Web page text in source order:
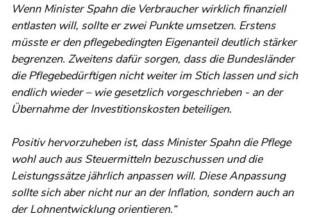
Wenn Minister Spahn die Verbraucher wirklich finanziell
entlasten will, sollte er zwei Punkte umsetzen. Erstens
müsste er den pflegebedingten Eigenanteil deutlich stärker
begrenzen. Zweitens dafür sorgen, dass die Bundesländer
die Pflegebedürftigen nicht weiter im Stich lassen und sich
endlich wieder – wie gesetzlich vorgeschrieben - an der
Übernahme der Investitionskosten beteiligen.
Positiv hervorzuheben ist, dass Minister Spahn die Pflege
wohl auch aus Steuermitteln bezuschussen und die
Leistungssätze jährlich anpassen will. Diese Anpassung
sollte sich aber nicht nur an der Inflation, sondern auch an
der Lohnentwicklung orientieren.“